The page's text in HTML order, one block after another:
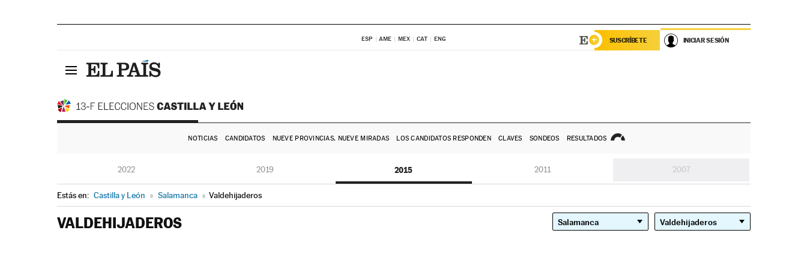
ESP AME MEX CAT ENG SUSCRÍBETE INICIAR SESIÓN
NOTICIAS CANDIDATOS NUEVE PROVINCIAS, NUEVE MIRADAS LOS CANDIDATOS RESPONDEN CLAVES SONDEOS RESULTADOS
2022 2019 2015 2011 2007
Estás en: Castilla y León » Salamanca » Valdehijaderos
VALDEHIJADEROS